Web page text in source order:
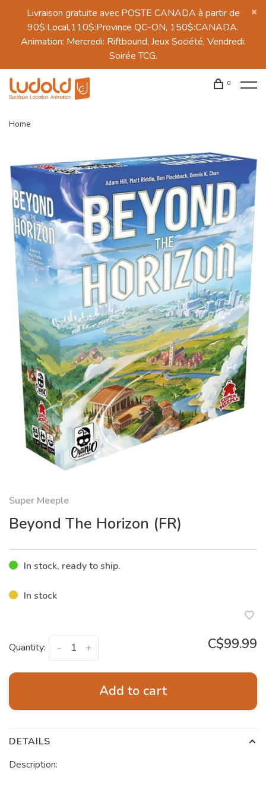
Livraison gratuite avec POSTE CANADA à partir de
90$:Local,110$:Province QC-ON, 150$:CANADA.
Animation: Mercredi: Riftbound, Jeux Société, Vendredi:
Soirée TCG.
0
Home
Super Meeple
Beyond The Horizon (FR)
In stock, ready to ship.
In stock
Quantity: +
- C$99.99
Add to cart
DETAILS
Description: